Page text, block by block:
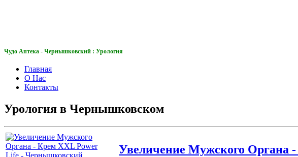
Чудо Аптека - Чернышковский : Урология
Главная
О Нас
Контакты
Урология в Чернышковском
Увеличение Мужского Органа